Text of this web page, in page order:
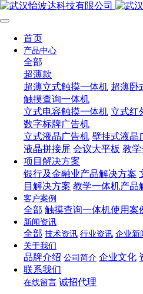
首页
产品中心
全部
超薄款
超薄立式触摸一体机 超薄卧
触摸查询一体机
立式电容触摸一体机 立式红
数字标牌广告机
立式液晶广告机 壁挂式液晶
液晶拼接屏 会议大平板 教
项目解决方案
银行及金融业产品解决方案
目解决方案 教学一体机产品
客户案例
全部 触摸查询一体机使用案
新闻资讯
全部 技术资讯 行业资讯 企业新
关于我们
品牌介绍 公司简介 企业文化
联系我们
在线留言 诚招代理